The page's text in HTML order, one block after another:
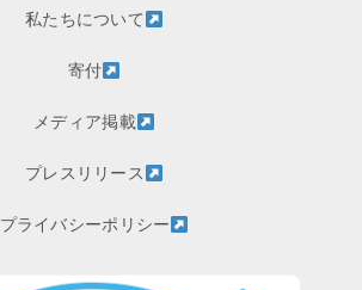
私たちについて
寄付
メディア掲載
プレスリリース
プライバシーポリシー